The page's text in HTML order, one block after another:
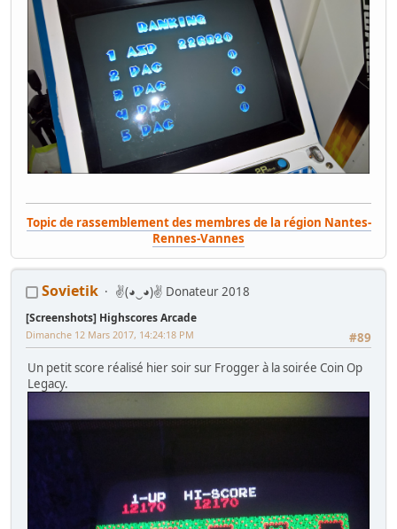
Topic de rassemblement des membres de la région Nantes-
Rennes-Vannes
_-* GAMOOVER:: CHARTE & REGLEMENT... tout ce qu'il faut savoir ! *-
+++ _-* Combien et Ou ? (c)Little_Rabbit *-_
Recherche tout élément de Jeutel Galaktron
but just RIP" - kos71 2014©
Sovietik ✌(◕‿◕)✌ Donateur 2018
[Screenshots] Highscores Arcade
#89
Dimanche 12 Mars 2017, 14:24:18 PM
Un petit score réalisé hier soir sur Frogger à la soirée Coin Op
Legacy.